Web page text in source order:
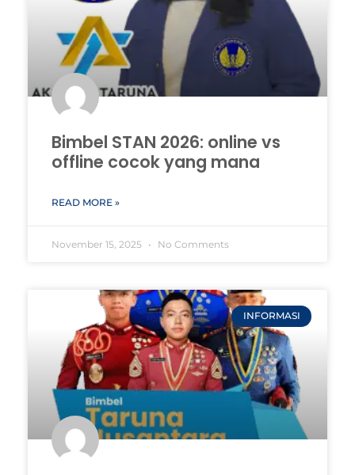
Bimbel STAN 2026: online vs
offline cocok yang mana
READ MORE »
November 15, 2025 No Comments
INFORMASI